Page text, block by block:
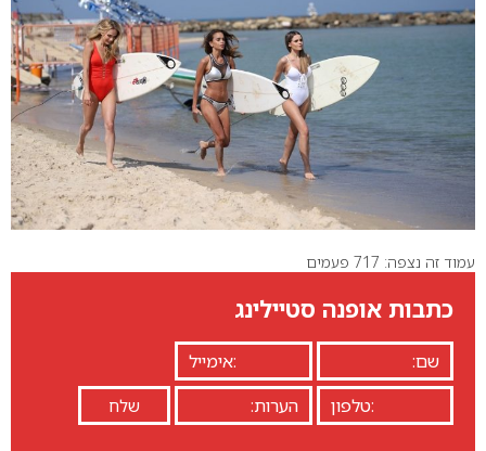
עמוד זה נצפה: 717 פעמים
כתבות אופנה סטיילינג